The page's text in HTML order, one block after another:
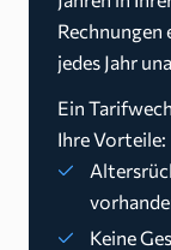
jedes Jahr
Ein
Ihre Vorteile:
Keine